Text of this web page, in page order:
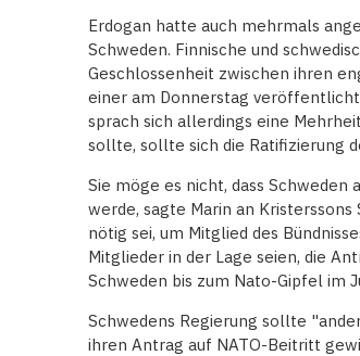
Erdogan hatte auch mehrmals
Schweden. Finnische und
Geschlossenheit zwischen ihren
einer am Donnerstag
sprach sich allerdings eine
sollte, sollte sich die Ratifizierung
Sie möge es nicht, dass
werde, sagte Marin an
nötig sei, um Mitglied des
Mitglieder in der Lage seien, die
Schweden bis zum Nato-Gipfel im
Schwedens Regierung sollte
ihren Antrag auf NATO-Beitritt